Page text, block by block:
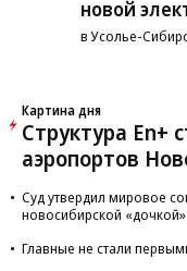
новой
в Усолье-
Картина дня
Структура En+
аэропортов
Суд утвердил мировое
новосибирской «дочкой»
Главные не стали